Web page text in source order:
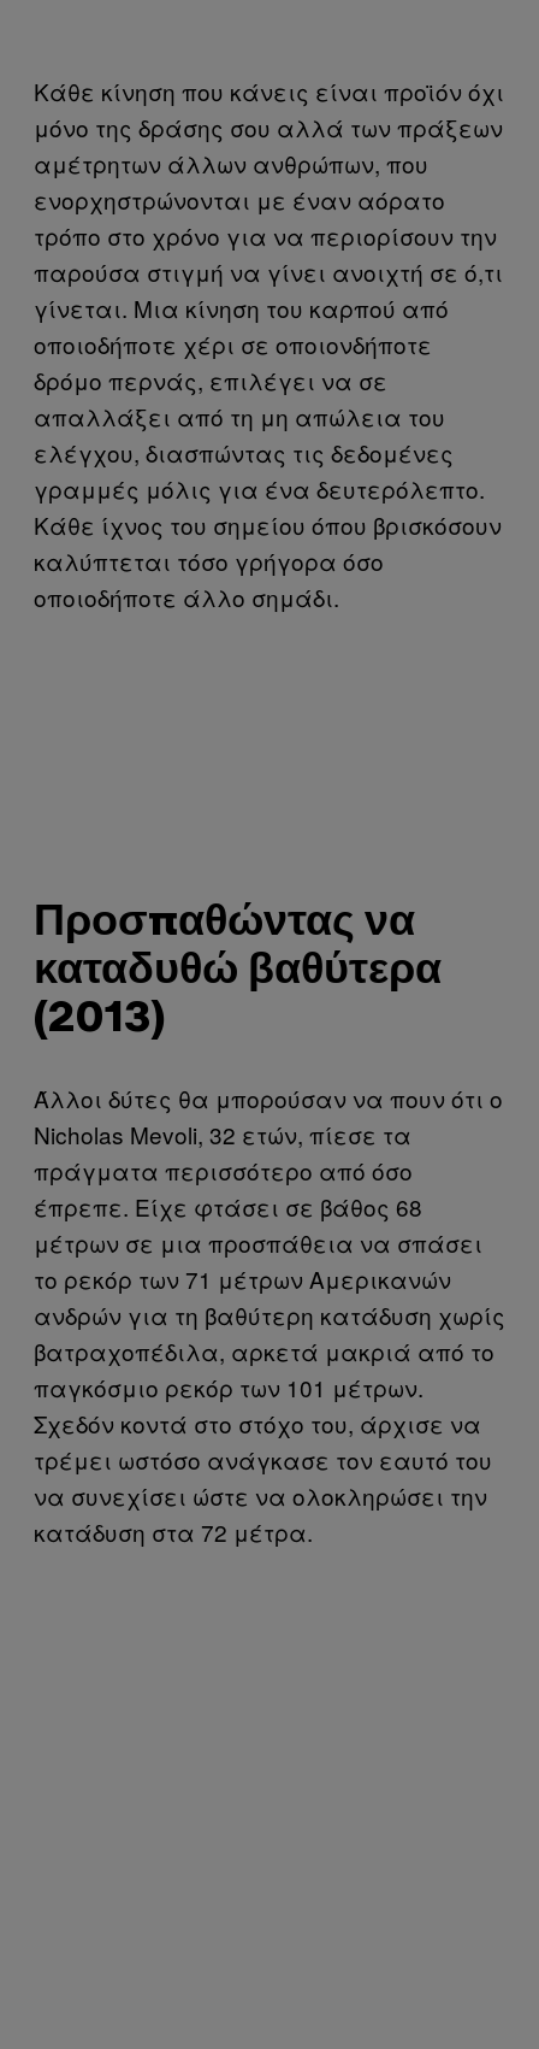
Κάθε κίνηση που κάνεις είναι προϊόν όχι
μόνο της δράσης σου αλλά των πράξεων
αμέτρητων άλλων ανθρώπων, που
ενορχηστρώνονται με έναν αόρατο
τρόπο στο χρόνο για να περιορίσουν την
παρούσα στιγμή να γίνει ανοιχτή σε ό,τι
γίνεται. Μια κίνηση του καρπού από
οποιοδήποτε χέρι σε οποιονδήποτε
δρόμο περνάς, επιλέγει να σε
απαλλάξει από τη μη απώλεια του
ελέγχου, διασπώντας τις δεδομένες
γραμμές μόλις για ένα δευτερόλεπτο.
Κάθε ίχνος του σημείου όπου βρισκόσουν
καλύπτεται τόσο γρήγορα όσο
οποιοδήποτε άλλο σημάδι.
Προσπαθώντας να
καταδυθώ βαθύτερα
(2013)
Άλλοι δύτες θα μπορούσαν να πουν ότι ο
Nicholas Mevoli, 32 ετών, πίεσε τα
πράγματα περισσότερο από όσο
έπρεπε. Είχε φτάσει σε βάθος 68
μέτρων σε μια προσπάθεια να σπάσει
το ρεκόρ των 71 μέτρων Αμερικανών
ανδρών για τη βαθύτερη κατάδυση χωρίς
βατραχοπέδιλα, αρκετά μακριά από το
παγκόσμιο ρεκόρ των 101 μέτρων.
Σχεδόν κοντά στο στόχο του, άρχισε να
τρέμει ωστόσο ανάγκασε τον εαυτό του
να συνεχίσει ώστε να ολοκληρώσει την
κατάδυση στα 72 μέτρα.